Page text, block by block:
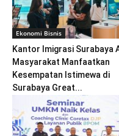
Ekonomi Bisnis
Kantor Imigrasi Surabaya
Masyarakat Manfaatkan
Kesempatan Istimewa di
Surabaya Great...